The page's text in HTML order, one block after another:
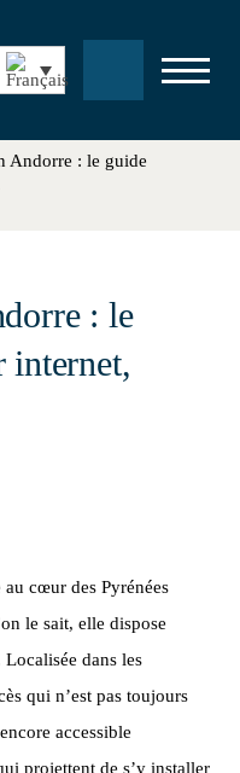
Andorre : le guide
: le
internet,
cœur des Pyrénées
le sait, elle dispose
dans les
qui n’est pas toujours
accessible
projettent de s’y installer